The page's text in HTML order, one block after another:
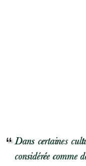
Dans certaines
considérée comme